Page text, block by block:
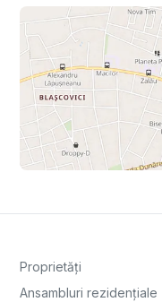
Proprietăți
Ansambluri rezidențiale